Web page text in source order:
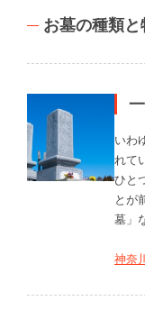
お墓の種類と
いわ
れて
ひと
とが
墓」
神奈